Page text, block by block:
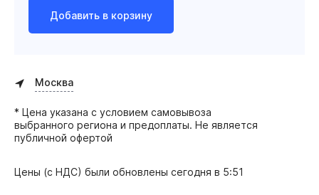
Добавить в корзину
Москва
* Цена указана с условием самовывоза
выбранного региона и предоплаты. Не является
публичной офертой
Цены (с НДС) были обновлены сегодня в 5:51